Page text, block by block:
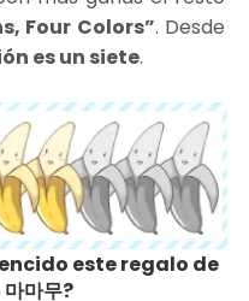
Four Colors”. Desde
es un siete.
este regalo de
마무?